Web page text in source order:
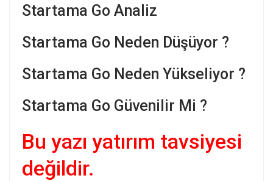
Startama Go Analiz
Startama Go Neden Düşüyor ?
Startama Go Neden Yükseliyor ?
Startama Go Güvenilir Mi ?
Bu yazı yatırım tavsiyesi
değildir.